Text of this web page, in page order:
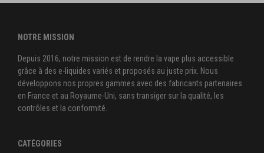
NOTRE MISSION
Depuis 2016, notre mission est de rendre la vape plus accessible
grâce à des e-liquides variés et proposés au juste prix. Nous
développons nos propres gammes avec des fabricants partenaires
en France et au Royaume-Uni, sans transiger sur la qualité, les
contrôles et la conformité.
CATÉGORIES